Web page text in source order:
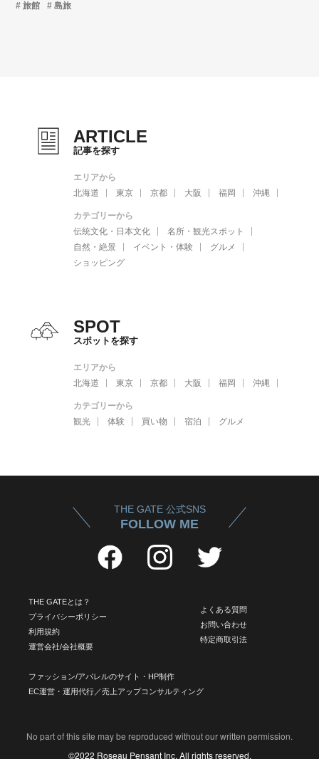
旅館 島旅
ARTICLE
記事を探す
エリアから
北海道
東京 京都 大阪 福岡 沖縄
カテゴリーから
伝統文化・日本文化
名所・観光スポット
自然・絶景
イベント・体験
グルメ
ショッピング
SPOT
スポットを探す
エリアから
北海道
東京 京都 大阪 福岡 沖縄
カテゴリーから
観光
体験 買い物 宿泊 グルメ
THE GATE 公式SNS
FOLLOW ME
THE GATEとは？
プライバシーポリシー
利用規約
運営会社/会社概要
よくある質問
お問い合わせ
特定商取引法
ファッション/アパレルのサイト・HP制作
EC運営・運用代行／売上アップコンサルティング
No part of this site may be reproduced without our written permission.
©2022 Roseau Pensant Inc. All rights reserved.